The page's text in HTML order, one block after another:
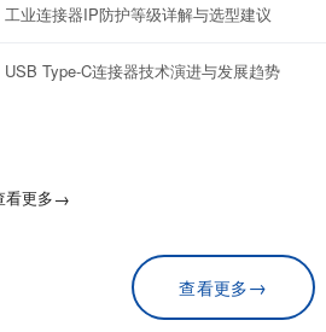
工业连接器IP防护等级详解与选型建议
USB Type-C连接器技术演进与发展趋势
看更多→
查看更多→